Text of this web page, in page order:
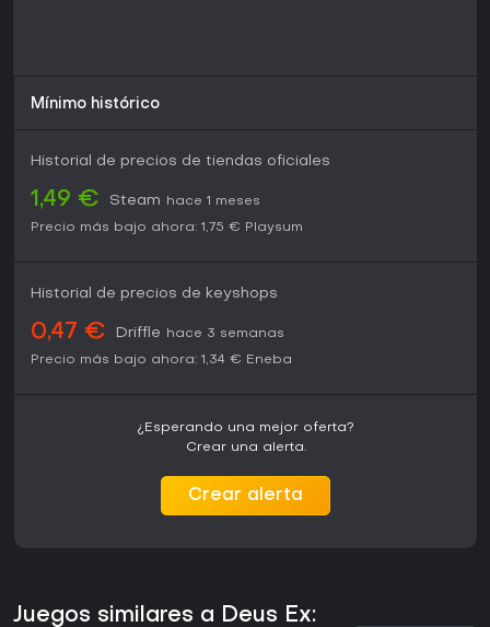
Mínimo histórico
Historial de precios de tiendas oficiales
1,49 € Steam
hace 1 meses
Precio más bajo ahora: 1,75 € Playsum
Historial de precios de keyshops
0,47 € Driffle
hace 3 semanas
Precio más bajo ahora: 1,34 € Eneba
¿Esperando una mejor oferta?
Crear una alerta.
Crear alerta
Juegos similares a Deus Ex: